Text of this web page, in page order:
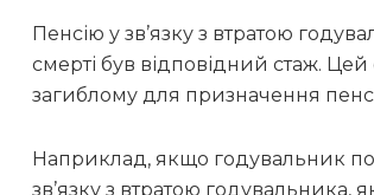
Пенсію у зв’язку з втратою
смерті був відповідний стаж.
загиблому для призначення
Наприклад, якщо годувальник
зв’язку з втратою